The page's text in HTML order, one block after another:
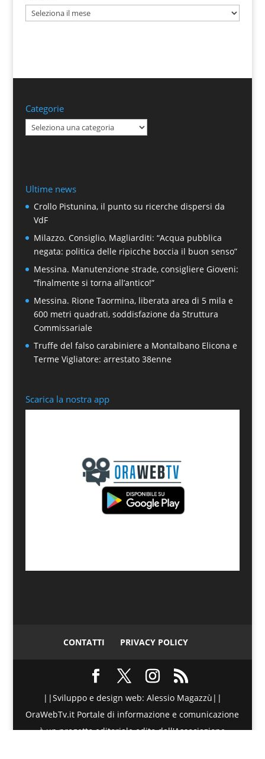
Archivi
Categorie
Categorie
Ultime news
Crollo Pistunina, il punto su ricerche dispersi da
VdF
Milazzo. Consiglio, Magliarditi: “Acqua pubblica
negata: politica delle ripicche boccia il buon senso”
Messina. Manutenzione strade, consigliere Gioveni:
“finalmente si torna all’antico!”
Messina. Rione Taormina, liberata area di 5 mila e
600 metri quadrati, soddisfazione da Struttura
Commissariale
Truffe del falso carabiniere a Montalbano Elicona e
Terme Vigliatore: arrestato 38enne
Scarica la nostra app
CONTATTI PRIVACY POLICY
||Sviluppo e design web: Alessio Magazzù||
OraWebTv.it Portale di informazione e comunicazione
è un progetto editoriale edito dall'Associazione